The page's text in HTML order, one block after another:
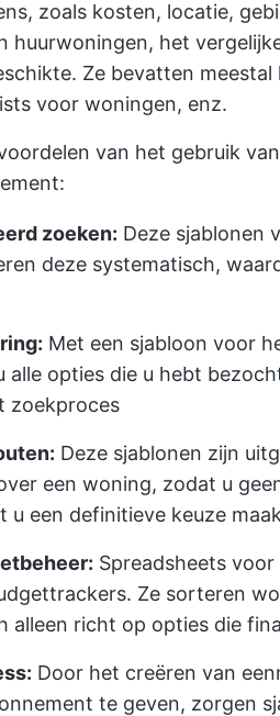
zoals kosten, locatie,
huurwoningen, het
Ze bevatten
voor woningen, enz.
van het gebruik
zoeken: Deze sjablonen
deze systematisch,
Met een sjabloon voor
alle opties die u hebt
zoekproces
Deze sjablonen zijn
een woning, zodat u
u een definitieve keuze
Spreadsheets
Ze sorteren
alleen richt op opties die
Door het creëren van een
te geven, zorgen